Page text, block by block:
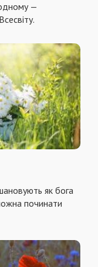
—
як бога
починати